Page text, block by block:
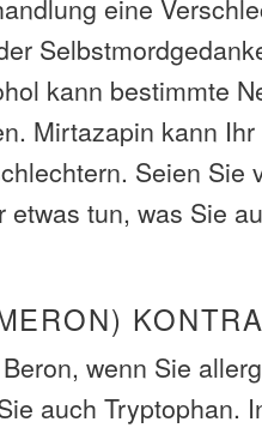
eine
kann bestimmte
Mirtazapin kann
Seien Sie
etwas tun, was Sie
wenn Sie
auch Tryptophan.